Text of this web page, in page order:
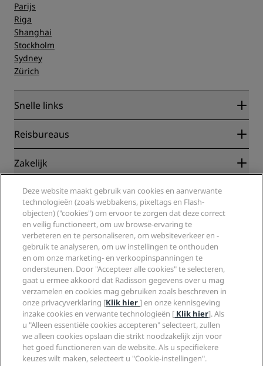
Parijs
Riga
Shanghai
Stockholm
Sydney
Zürich
Snelle links
Radisson Rewards
Blog
Bestemmingen
Radisson Hotels-app
Sports Approved-hotels
Gezinsvriendelijk hotels
Gezondheid en veiligheid
Reisbureaus
Partners
Reisagenten
Zakelijk
Radisson Hotel Group
Media
Vacatures RHG
Vacatures PPHE
Vacatures EHL
The Club by RHG
Hotelontwikkeling
Duurzaam ondernemen
Inkoop
Juridisch
Privacycentrum
Juridische kennisgeving
Algemene voorwaarden voor Radisson Rewards
Gebruikersovereenkomst site
Digitale toegankelijkheid
Verklaring inzake moderne slavernij
Help
Waarschuwingen voor consumenten
Contactgegevens
Veelgestelde vragen
Sitemap
Social media
Radisson Hotels Brands
Deze website maakt gebruik van cookies en aanverwante
technologieën (zoals webbakens, pixeltags en Flash-
objecten) ("cookies") om ervoor te zorgen dat deze correct
en veilig functioneert, om uw browse-ervaring te
verbeteren en te personaliseren, om websiteverkeer en -
gebruik te analyseren, om uw instellingen te onthouden
en om onze marketing- en verkoopinspanningen te
ondersteunen. Door "Accepteer alle cookies" te selecteren,
gaat u ermee akkoord dat Radisson gegevens over u mag
verzamelen en cookies mag gebruiken zoals beschreven in
onze privacyverklaring [Klik hier] en onze kennisgeving
inzake cookies en verwante technologieën [ Klik hier]. Als
u "Alleen essentiële cookies accepteren" selecteert, zullen
we alleen cookies opslaan die strikt noodzakelijk zijn voor
het goed functioneren van de website. Als u specifiekere
keuzes wilt maken, selecteert u "Cookie-instellingen".